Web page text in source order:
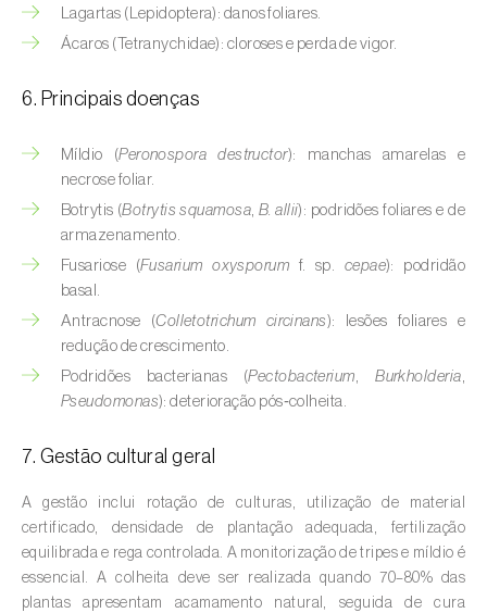
Begónia (Hillebrandia sandwicensis e
Beringela (Solanum melongena
Beterraba (Beta spp.)
Bétula (Betula spp.)
Buxo ( Buxus sempervirens L. )
Cacaueiro (
Cafeeiro (Coffea spp.
Cajueiro (Anacardium occidentale
Cana-de-açúcar ( Saccharum spp.
Cânhamo / Canábis ( Cannabis sativa
Carambola ( Averrhoa carambola )
Carpino-europeu ( Carpinus betulus)
Lagartas (Lepidoptera): danos foliares.
Ácaros (Tetranychidae): cloroses e perda de vigor.
6. Principais doenças
Míldio (Peronospora destructor): manchas amarelas e
necrose foliar.
Botrytis (Botrytis squamosa, B. allii): podridões foliares e de
armazenamento.
Fusariose (Fusarium oxysporum f. sp. cepae): podridão
basal.
Antracnose (Colletotrichum circinans ): lesões foliares e
redução de crescimento.
Podridões bacterianas (Pectobacterium,Burkholderia,
Pseudomonas): deterioração pós‑colheita.
7. Gestão cultural geral
A gestão inclui rotação de culturas, utilização de material
certificado, densidade de plantação adequada, fertilização
equilibrada e rega controlada. A monitorização de tripes e míldio é
essencial. A colheita deve ser realizada quando 70–80% das
plantas apresentam acamamento natural, seguida de cura